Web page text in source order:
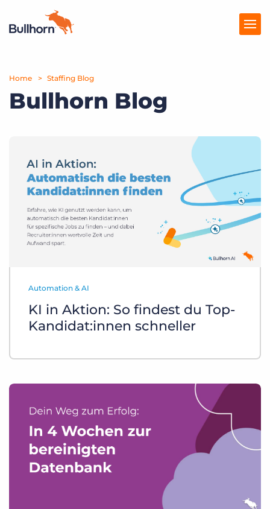
Produkte
Preise
Marktplatz
Unternehmen
Home Staffing Blog
Bullhorn Blog
Automation & AI
KI in Aktion: So findest du Top-
Kandidat:innen schneller